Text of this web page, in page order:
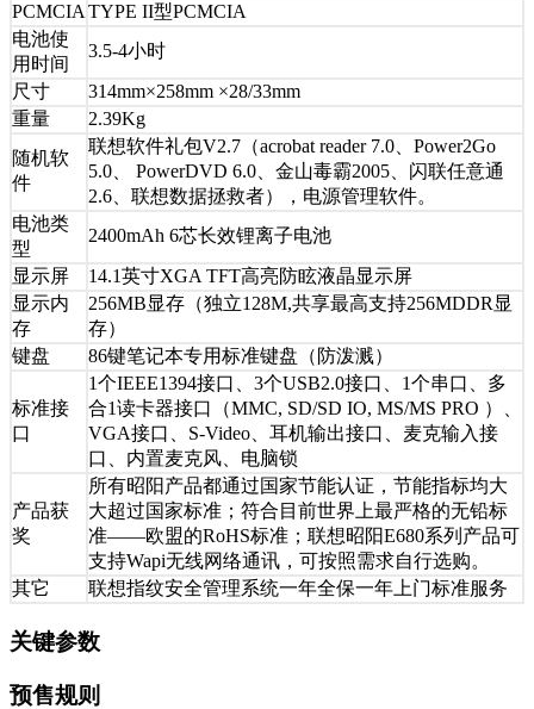
PCMCIA TYPE II型PCMCIA
电池使
用时间
3.5-4小时
尺寸
314mm×258mm ×28/33mm
重量
2.39Kg
随机软
件
联想软件礼包V2.7（acrobat reader 7.0、Power2Go
5.0、 PowerDVD 6.0、金山毒霸2005、闪联任意通
2.6、联想数据拯救者），电源管理软件。
电池类
型
2400mAh 6芯长效锂离子电池
显示屏
14.1英寸XGA TFT高亮防眩液晶显示屏
显示内
存
256MB显存（独立128M,共享最高支持256MDDR显
存）
键盘
86键笔记本专用标准键盘（防泼溅）
标准接
口
1个IEEE1394接口、3个USB2.0接口、1个串口、多
合1读卡器接口（MMC, SD/SD IO, MS/MS PRO ）、
VGA接口、S-Video、耳机输出接口、麦克输入接
口、内置麦克风、电脑锁
产品获
奖
所有昭阳产品都通过国家节能认证，节能指标均大
大超过国家标准；符合目前世界上最严格的无铅标
准——欧盟的RoHS标准；联想昭阳E680系列产品可
支持Wapi无线网络通讯，可按照需求自行选购。
其它
联想指纹安全管理系统一年全保一年上门标准服务
关键参数
预售规则